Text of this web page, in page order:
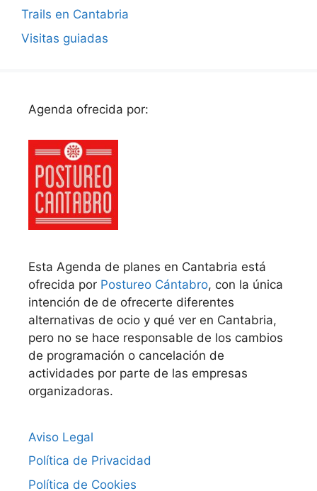
Trails en Cantabria
Visitas guiadas
Agenda ofrecida por:
Esta Agenda de planes en Cantabria está
ofrecida por Postureo Cántabro, con la única
intención de de ofrecerte diferentes
alternativas de ocio y qué ver en Cantabria,
pero no se hace responsable de los cambios
de programación o cancelación de
actividades por parte de las empresas
organizadoras.
Aviso Legal
Política de Privacidad
Política de Cookies